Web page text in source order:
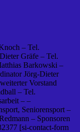
– Tel.
Gräfe – Tel.
Barkowski –
Jörg-Dieter
Vorstand
– Tel.
– –
Seniorensport –
– Sponsoren
[si-contact-form